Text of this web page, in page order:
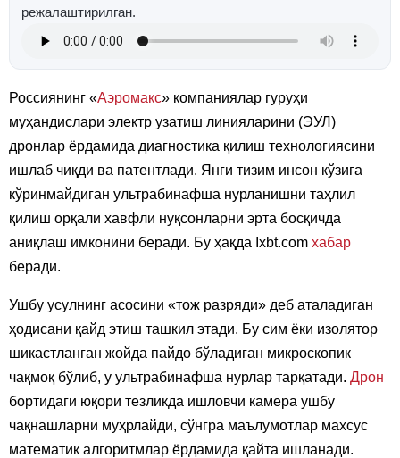
режалаштирилган.
Россиянинг «Аэромакс» компаниялар гуруҳи
муҳандислари электр узатиш линияларини (ЭУЛ)
дронлар ёрдамида диагностика қилиш технологиясини
ишлаб чиқди ва патентлади. Янги тизим инсон кўзига
кўринмайдиган ультрабинафша нурланишни таҳлил
қилиш орқали хавфли нуқсонларни эрта босқичда
аниқлаш имконини беради. Бу ҳақда Ixbt.com хабар
беради.
Ушбу усулнинг асосини «тож разряди» деб аталадиган
ҳодисани қайд этиш ташкил этади. Бу сим ёки изолятор
шикастланган жойда пайдо бўладиган микроскопик
чақмоқ бўлиб, у ультрабинафша нурлар тарқатади. Дрон
бортидаги юқори тезликда ишловчи камера ушбу
чақнашларни муҳрлайди, сўнгра маълумотлар махсус
математик алгоритмлар ёрдамида қайта ишланади.